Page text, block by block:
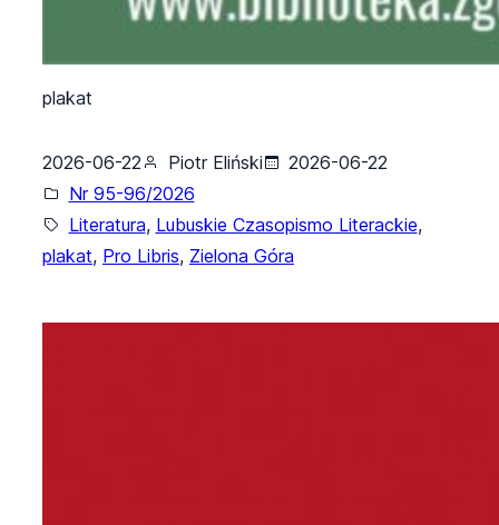
plakat
2026-06-22 Piotr Eliński
2026-06-22
Nr 95-96/2026
Literatura, Lubuskie Czasopismo Literackie,
plakat, Pro Libris, Zielona Góra